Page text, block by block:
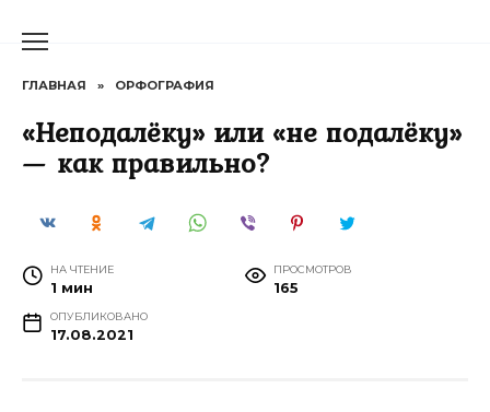
ГЛАВНАЯ » ОРФОГРАФИЯ
«Неподалёку» или «не подалёку»
— как правильно?
НА ЧТЕНИЕ
1 мин
ПРОСМОТРОВ
165
ОПУБЛИКОВАНО
17.08.2021